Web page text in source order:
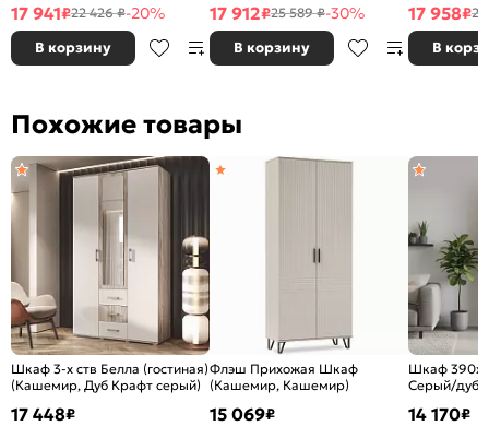
17 941₽22 426 ₽-20%
В корзину
17 912₽25 589 ₽-30%
В корзину
17 958₽
В
Похожие товары
Шкаф 3-х ств Белла (гостиная)
(Кашемир, Дуб Крафт серый)
17 448₽
Флэш Прихожая Шкаф
(Кашемир, Кашемир)
15 069₽
Шкаф
Серый/дуб
14 170₽